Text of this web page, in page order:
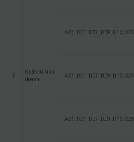
5
Quản trị kinh
doanh
A01; D01; D07; D09; D10; X25
A01; D01; D07; D09; D10; X25
A01; D01; D07; D09; D10; X25